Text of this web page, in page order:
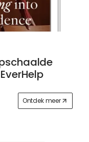
Ontdek meer